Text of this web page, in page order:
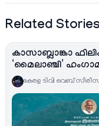
Related
കാസാബ്ലാങ്കാ
‘മൈലാഞ്ചി’
കേരള ടിവി വെബ്